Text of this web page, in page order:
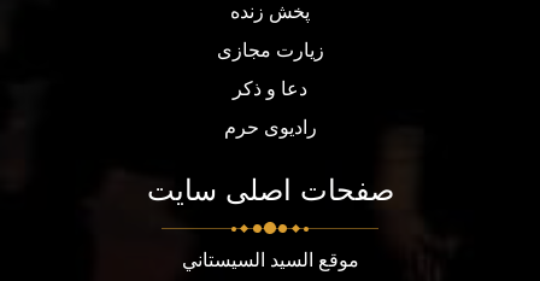
پخش زنده
زیارت مجازی
دعا و ذکر
رادیوی حرم
صفحات اصلی سایت
موقع السيد السيستاني